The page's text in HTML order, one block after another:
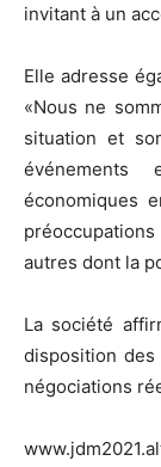
invitant à un
Elle adresse
«Nous ne
situation et
économiques
autres dont la
La société
disposition des
négociations